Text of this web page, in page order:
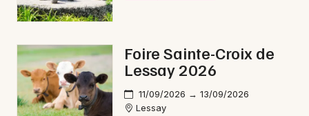
Newsletter des sorties
Artistes en tournée
Actus à Avranches
Magazine à Avranches
Foire Sainte-Croix de
Lessay 2026
11/09/2026 → 13/09/2026
Lessay